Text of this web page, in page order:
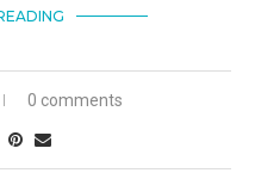
0 comments